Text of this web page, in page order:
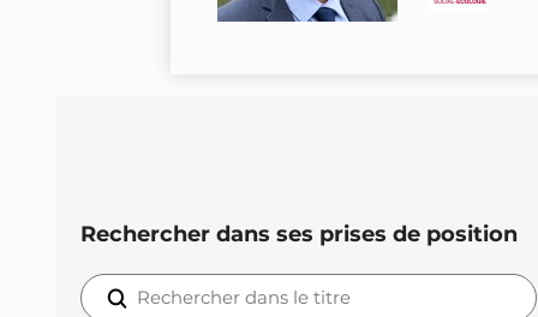
Rechercher dans ses prises de position